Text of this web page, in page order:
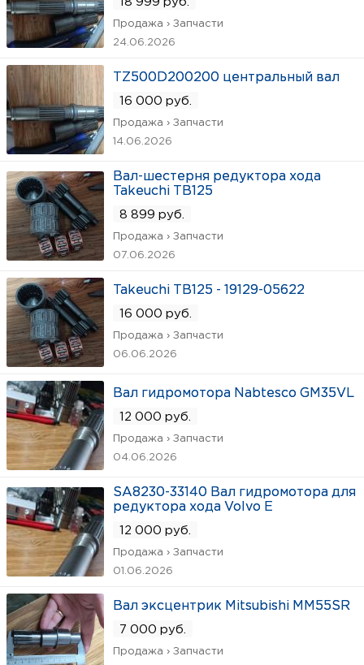
Продажа › Запчасти
24.06.2026
TZ500D200200 центральный вал
16 000 руб.
Продажа › Запчасти
14.06.2026
Вал-шестерня редуктора хода
Takeuchi TB125
8 899 руб.
Продажа › Запчасти
07.06.2026
Takeuchi TB125 - 19129-05622
16 000 руб.
Продажа › Запчасти
06.06.2026
Вал гидромотора Nabtesco GM35VL
12 000 руб.
Продажа › Запчасти
04.06.2026
SA8230-33140 Вал гидромотора для
редуктора хода Volvo E
12 000 руб.
Продажа › Запчасти
01.06.2026
Вал эксцентрик Mitsubishi MM55SR
7 000 руб.
Продажа › Запчасти